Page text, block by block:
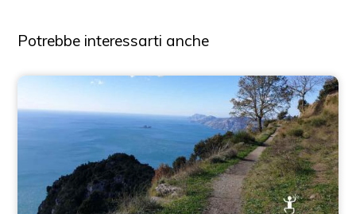
Potrebbe interessarti anche